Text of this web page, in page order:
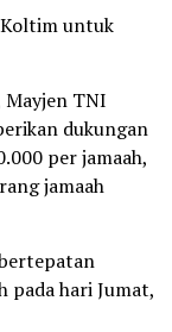
Koltim untuk
Mayjen TNI
dukungan
per jamaah,
jamaah
pada hari Jumat,